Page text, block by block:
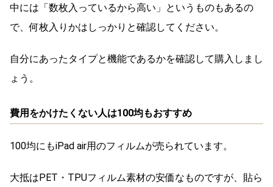
中には「数枚入っているから高い」というものもあるの
で、何枚入りかはしっかりと確認してください。
自分にあったタイプと機能であるかを確認して購入しまし
ょう。
費用をかけたくない人は100均もおすすめ
100均にもiPad air用のフィルムが売られています。
大抵はPET・TPUフィルム素材の安価なものですが、貼ら